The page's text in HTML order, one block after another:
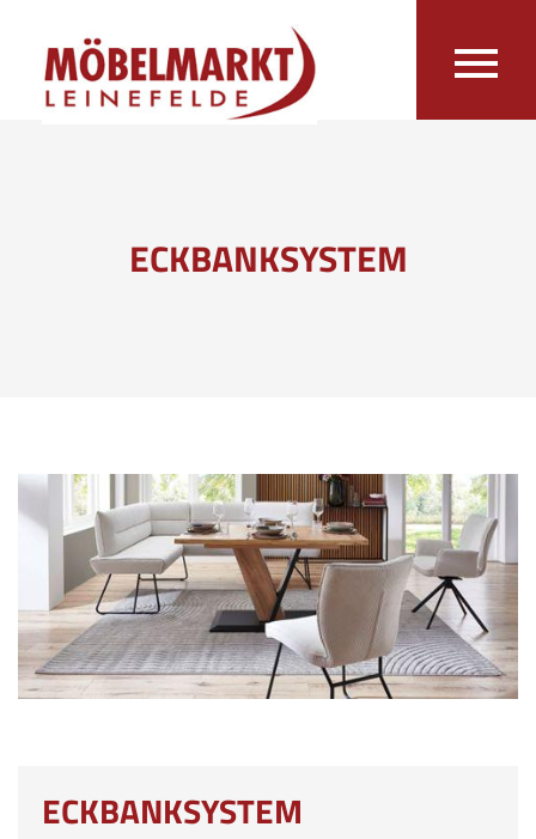
ECKBANKSYSTEM
ECKBANKSYSTEM